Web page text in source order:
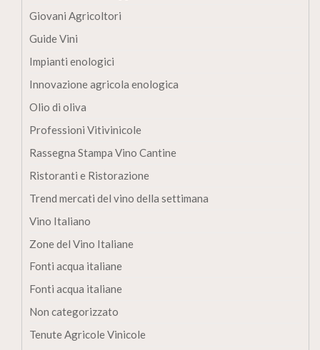
Giovani Agricoltori
Guide Vini
Impianti enologici
Innovazione agricola enologica
Olio di oliva
Professioni Vitivinicole
Rassegna Stampa Vino Cantine
Ristoranti e Ristorazione
Trend mercati del vino della settimana
Vino Italiano
Zone del Vino Italiane
Fonti acqua italiane
Fonti acqua italiane
Non categorizzato
Tenute Agricole Vinicole